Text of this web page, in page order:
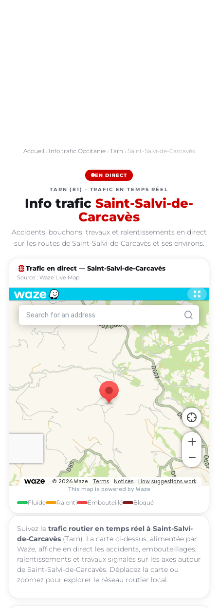
Accueil › Info trafic Occitanie› Tarn › Saint-Salvi-de-Carcavès
EN DIRECT
TARN (81) · TRAFIC EN TEMPS RÉEL
Info trafic Saint-Salvi-de-
Carcavès
Accidents, bouchons, travaux et ralentissements en direct
sur les routes de Saint-Salvi-de-Carcavès et ses environs.
traffic Trafic en direct — Saint-Salvi-de-Carcavès
Source : Waze Live Map
Fluide Ralenti Embouteillé Bloqué
Suivez le trafic routier en temps réel à Saint-Salvi-
de-Carcavès (Tarn). La carte ci-dessus, alimentée par
Waze, affiche en direct les accidents, embouteillages,
ralentissements et travaux signalés sur les axes autour
de Saint-Salvi-de-Carcavès. Déplacez la carte ou
zoomez pour explorer le réseau routier local.